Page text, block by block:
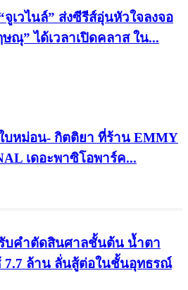
จูเวไนล์” ส่งซีรีส์อุ่นหัวใจลงจอ
” ได้เวลาเปิดคลาส ใน...
บหม่อน- กิตติยา ที่ร้าน EMMY
เดอะพาซิโอพาร์ค...
บคำตัดสินศาลชั้นต้น น้ำตา
7.7 ล้าน ลั่นสู้ต่อในชั้นอุทธรณ์